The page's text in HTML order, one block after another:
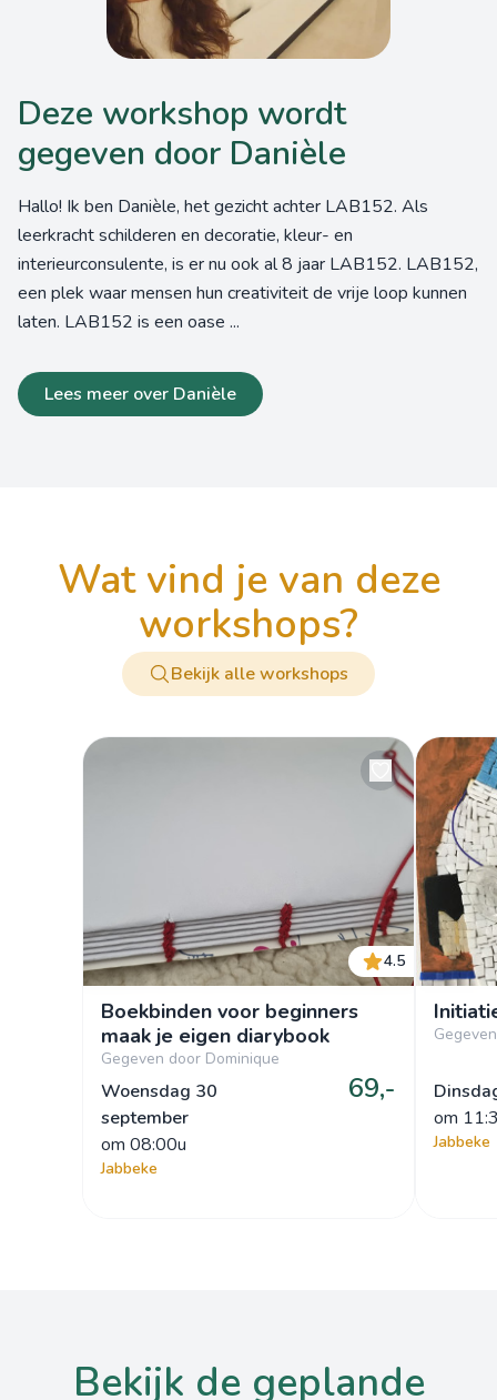
Deze workshop wordt
gegeven door Danièle
Hallo! Ik ben Danièle, het gezicht achter LAB152. Als
leerkracht schilderen en decoratie, kleur- en
interieurconsulente, is er nu ook al 8 jaar LAB152. LAB152,
een plek waar mensen hun creativiteit de vrije loop kunnen
laten. LAB152 is een oase ...
Lees meer over Danièle
wat vind je van deze
workshops?
Bekijk alle workshops
4.5
Boekbinden voor beginners
maak je eigen diarybook
Gegeven door Dominique
Woensdag 30
september
om 08:00u
69,-
Jabbeke
om
Jabbeke
bekijk de geplande